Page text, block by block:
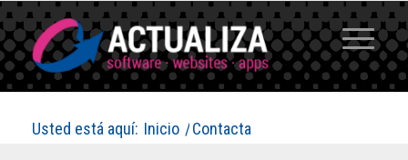
Usted está aquí: Inicio /Contacta